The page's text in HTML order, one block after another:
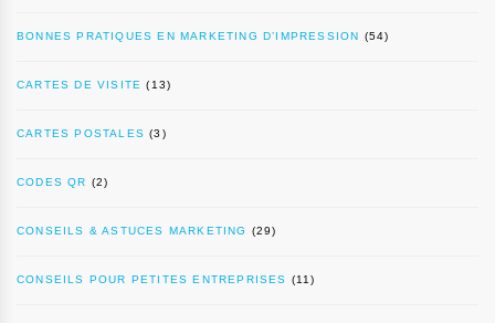
BONNES PRATIQUES EN MARKETING D’IMPRESSION (54)
CARTES DE VISITE (13)
CARTES POSTALES (3)
CODES QR (2)
CONSEILS & ASTUCES MARKETING (29)
CONSEILS POUR PETITES ENTREPRISES (11)